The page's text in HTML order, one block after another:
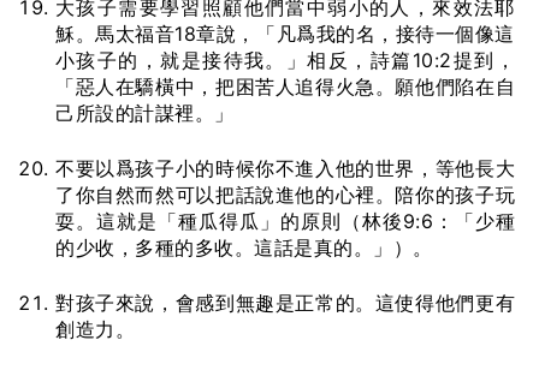
大孩子需要學習照顧他們當中弱小的人，來效法耶
穌。馬太福音18章說，「凡爲我的名，接待一個像這
小孩子的，就是接待我。」相反，詩篇10:2提到，
「惡人在驕橫中，把困苦人追得火急。願他們陷在自
己所設的計謀裡。」
不要以爲孩子小的時候你不進入他的世界，等他長大
了你自然而然可以把話說進他的心裡。陪你的孩子玩
耍。這就是「種瓜得瓜」的原則（林後9:6：「少種
的少收，多種的多收。這話是真的。」）。
對孩子來說，會感到無趣是正常的。這使得他們更有
創造力。